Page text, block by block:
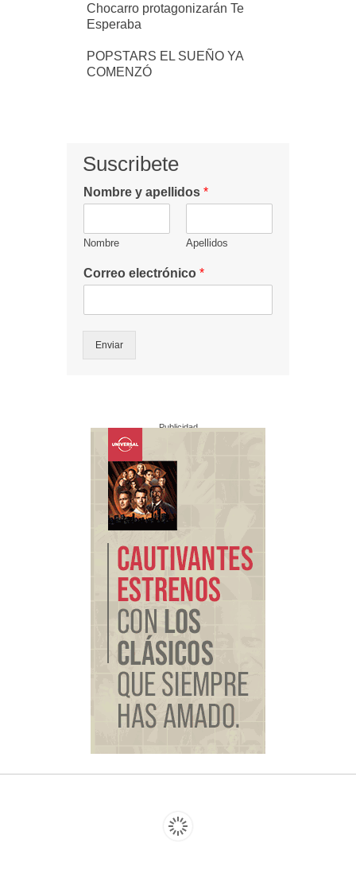
Chocarro protagonizarán Te
Esperaba
POPSTARS EL SUEÑO YA
COMENZÓ
Suscribete
Nombre y apellidos *
Nombre Apellidos
Correo electrónico *
Enviar
Publicidad